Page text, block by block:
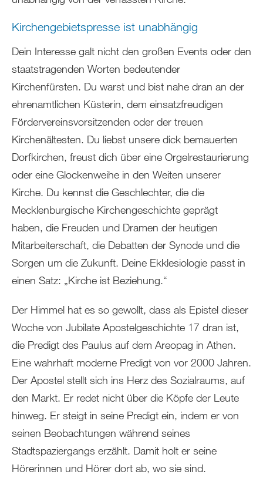
Kirchengebietspresse ist unabhängig
Dein Interesse galt nicht den großen Events oder den
staatstragenden Worten bedeutender
Kirchenfürsten. Du warst und bist nahe dran an der
ehrenamtlichen Küsterin, dem einsatzfreudigen
Fördervereinsvorsitzenden oder der treuen
Kirchenältesten. Du liebst unsere dick bemauerten
Dorfkirchen, freust dich über eine Orgelrestaurierung
oder eine Glockenweihe in den Weiten unserer
Kirche. Du kennst die Geschlechter, die die
Mecklenburgische Kirchengeschichte geprägt
haben, die Freuden und Dramen der heutigen
Mitarbeiterschaft, die Debatten der Synode und die
Sorgen um die Zukunft. Deine Ekklesiologie passt in
einen Satz: „Kirche ist Beziehung.“
Der Himmel hat es so gewollt, dass als Epistel dieser
Woche von Jubilate Apostelgeschichte 17 dran ist,
die Predigt des Paulus auf dem Areopag in Athen.
Eine wahrhaft moderne Predigt von vor 2000 Jahren.
Der Apostel stellt sich ins Herz des Sozialraums, auf
den Markt. Er redet nicht über die Köpfe der Leute
hinweg. Er steigt in seine Predigt ein, indem er von
seinen Beobachtungen während seines
Stadtspaziergangs erzählt. Damit holt er seine
Hörerinnen und Hörer dort ab, wo sie sind.